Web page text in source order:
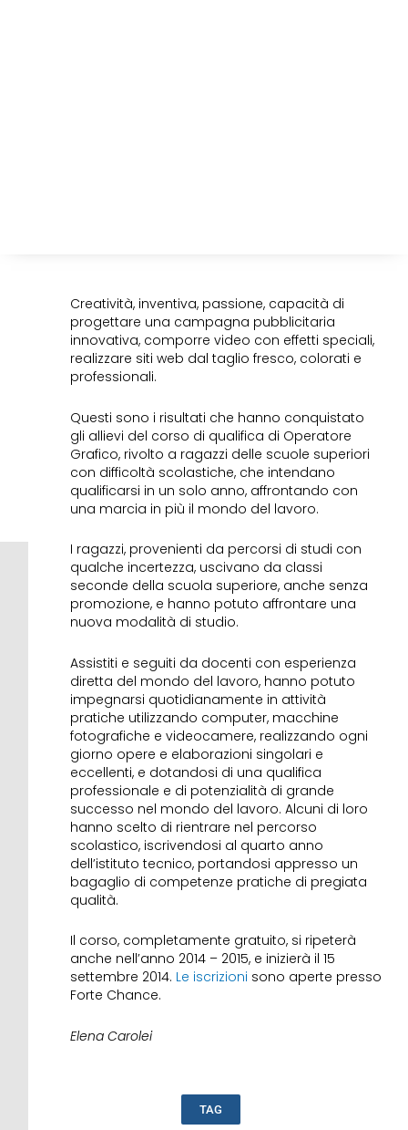
Creatività, inventiva, passione, capacità di
progettare una campagna pubblicitaria
innovativa, comporre video con effetti speciali,
realizzare siti web dal taglio fresco, colorati e
professionali.
Questi sono i risultati che hanno conquistato
gli allievi del corso di qualifica di Operatore
Grafico, rivolto a ragazzi delle scuole superiori
con difficoltà scolastiche, che intendano
qualificarsi in un solo anno, affrontando con
una marcia in più il mondo del lavoro.
I ragazzi, provenienti da percorsi di studi con
qualche incertezza, uscivano da classi
seconde della scuola superiore, anche senza
promozione, e hanno potuto affrontare una
nuova modalità di studio.
Assistiti e seguiti da docenti con esperienza
diretta del mondo del lavoro, hanno potuto
impegnarsi quotidianamente in attività
pratiche utilizzando computer, macchine
fotografiche e videocamere, realizzando ogni
giorno opere e elaborazioni singolari e
eccellenti, e dotandosi di una qualifica
professionale e di potenzialità di grande
successo nel mondo del lavoro. Alcuni di loro
hanno scelto di rientrare nel percorso
scolastico, iscrivendosi al quarto anno
dell’istituto tecnico, portandosi appresso un
bagaglio di competenze pratiche di pregiata
qualità.
Il corso, completamente gratuito, si ripeterà
anche nell’anno 2014 – 2015, e inizierà il 15
settembre 2014. Le iscrizioni sono aperte presso
Forte Chance.
Elena Carolei
TAG